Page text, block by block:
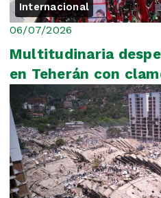
Internacional
06/07/2026
Multitudinaria
en Teherán con